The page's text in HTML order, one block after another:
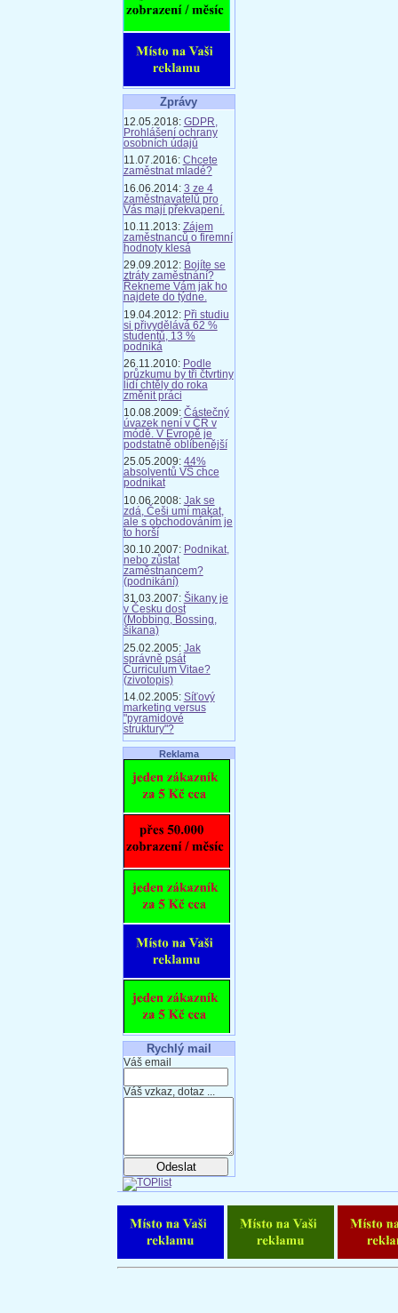
Zprávy
12.05.2018: GDPR,
Prohlášení ochrany
osobních údajů
11.07.2016: Chcete
zaměstnat mladé?
16.06.2014: 3 ze 4
zaměstnavatelů pro
Vás mají překvapení.
10.11.2013: Zájem
zaměstnanců o firemní
hodnoty klesá
29.09.2012: Bojíte se
ztráty zaměstnání?
Řekneme Vám jak ho
najdete do týdne.
19.04.2012: Při studiu
si přivydělává 62 %
studentů, 13 %
podniká
26.11.2010: Podle
průzkumu by tři čtvrtiny
lidí chtěly do roka
změnit práci
10.08.2009: Částečný
úvazek není v ČR v
módě. V Evropě je
podstatně oblíbenější
25.05.2009: 44%
absolventů VŠ chce
podnikat
10.06.2008: Jak se
zdá, Češi umí makat,
ale s obchodováním je
to horší
30.10.2007: Podnikat,
nebo zůstat
zaměstnancem?
(podnikání)
31.03.2007: Šikany je
v Česku dost
(Mobbing, Bossing,
šikana)
25.02.2005: Jak
správně psát
Curriculum Vitae?
(zivotopis)
14.02.2005: Síťový
marketing versus
"pyramidové
struktury"?
Reklama
Rychlý mail
Váš email
Váš vzkaz, dotaz ...